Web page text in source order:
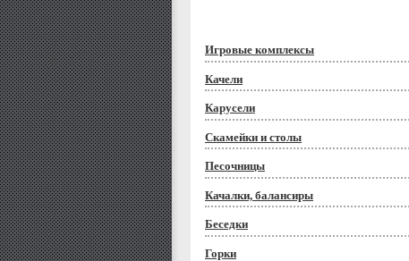
Игровые комплексы
Качели
Карусели
Скамейки и столы
Песочницы
Качалки, балансиры
Беседки
Горки